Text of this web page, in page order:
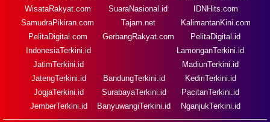
WisataRakyat.com
SamudraPikiran.com
PelitaDigital.com
SuaraNasional.id
Tajam.net
GerbangRakyat.com
IDNHits.com
KalimantanKini.com
PelitaDigital.id
IndonesiaTerkini.id
JatimTerkini.id
JatengTerkini.id
JogjaTerkini.id
JemberTerkini.id
BandungTerkini.id
SurabayaTerkini.id
BanyuwangiTerkini.id
LamonganTerkini.id
MadiunTerkini.id
KediriTerkini.id
PacitanTerkini.id
NganjukTerkini.id